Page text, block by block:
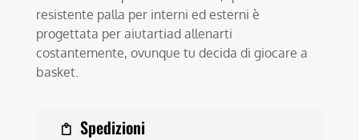
resistente palla per interni ed esterni è
progettata per aiutartiad allenarti
costantemente, ovunque tu decida di giocare a
basket.
Spedizioni